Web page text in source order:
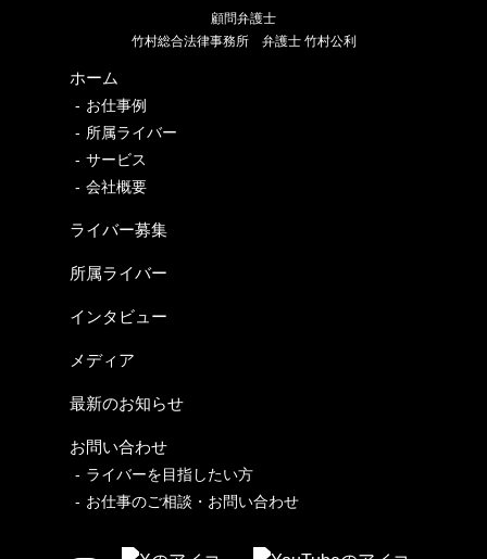
顧問弁護士
竹村総合法律事務所 弁護士 竹村公利
ホーム
お仕事例
所属ライバー
サービス
会社概要
ライバー募集
所属ライバー
インタビュー
メディア
最新のお知らせ
お問い合わせ
ライバーを目指したい方
お仕事のご相談・お問い合わせ